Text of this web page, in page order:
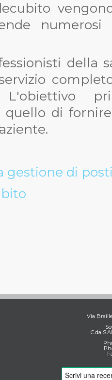
della
L'obiettivo
quello di
gestione di
Via
C.da